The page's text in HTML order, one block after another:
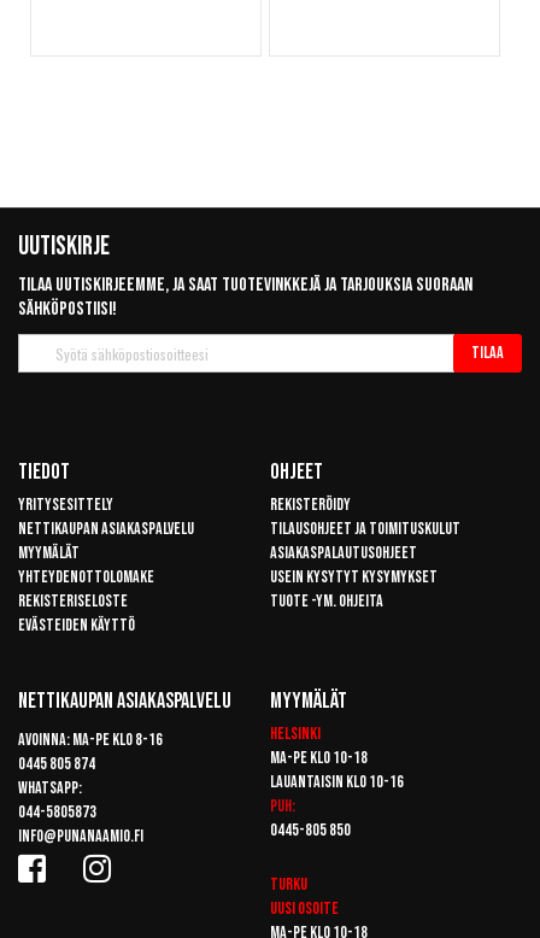
Uutiskirje
Tilaa uutiskirjeemme, ja saat tuotevinkkejä ja tarjouksia suoraan
sähköpostiisi!
uutiskirje
Tilaa
Tiedot
Yritysesittely
Nettikaupan asiakaspalvelu
Myymälät
Yhteydenottolomake
Rekisteriseloste
Evästeiden käyttö
Ohjeet
Rekisteröidy
Tilausohjeet ja toimituskulut
Asiakaspalautusohjeet
Usein kysytyt kysymykset
Tuote -ym. ohjeita
Nettikaupan Asiakaspalvelu
Avoinna: Ma-pe klo 8-16
0445 805 874
Whatsapp:
044-5805873
info@punanaamio.fi
Myymälät
Helsinki
Ma-pe klo 10-18
Lauantaisin klo 10-16
Puh:
0445-805 850
Turku
Uusi osoite
Ma-pe klo 10-18